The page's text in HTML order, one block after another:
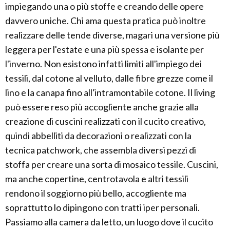
impiegando una o più stoffe e creando delle opere
davvero uniche. Chi ama questa pratica può inoltre
realizzare delle tende diverse, magari una versione più
leggera per l'estate e una più spessa e isolante per
l'inverno. Non esistono infatti limiti all'impiego dei
tessili, dal cotone al velluto, dalle fibre grezze come il
lino e la canapa fino all'intramontabile cotone. Il living
può essere reso più accogliente anche grazie alla
creazione di cuscini realizzati con il cucito creativo,
quindi abbelliti da decorazioni o realizzati con la
tecnica patchwork, che assembla diversi pezzi di
stoffa per creare una sorta di mosaico tessile. Cuscini,
ma anche copertine, centrotavola e altri tessili
rendono il soggiorno più bello, accogliente ma
soprattutto lo dipingono con tratti iper personali.
Passiamo alla camera da letto, un luogo dove il cucito